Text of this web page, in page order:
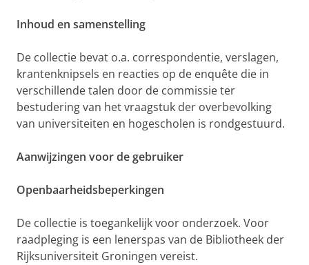
Inhoud en samenstelling
De collectie bevat o.a. correspondentie, verslagen,
krantenknipsels en reacties op de enquête die in
verschillende talen door de commissie ter
bestudering van het vraagstuk der overbevolking
van universiteiten en hogescholen is rondgestuurd.
Aanwijzingen voor de gebruiker
Openbaarheidsbeperkingen
De collectie is toegankelijk voor onderzoek. Voor
raadpleging is een lenerspas van de Bibliotheek der
Rijksuniversiteit Groningen vereist.